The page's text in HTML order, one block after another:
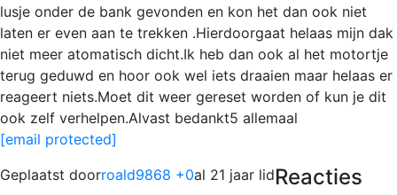
lusje onder de bank gevonden en kon het dan ook niet
laten er even aan te trekken .Hierdoorgaat helaas mijn dak
niet meer atomatisch dicht.Ik heb dan ook al het motortje
terug geduwd en hoor ook wel iets draaien maar helaas er
reageert niets.Moet dit weer gereset worden of kun je dit
ook zelf verhelpen.Alvast bedankt5 allemaal
[email protected]
Geplaatst doorroald9868 +0al 21 jaar lidReacties